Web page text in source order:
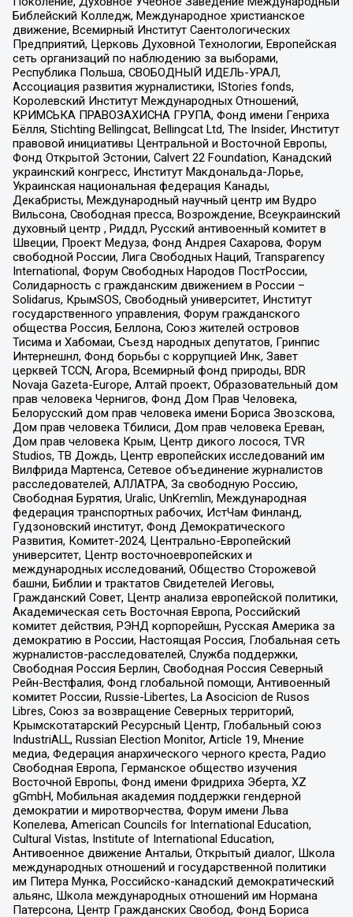
Библейский Колледж, Международное христианское
движение, Всемирный Институт Саентологических
Предприятий, Церковь Духовной Технологии, Европейская
сеть организаций по наблюдению за выборами,
Республика Польша, СВОБОДНЫЙ ИДЕЛЬ-УРАЛ,
Ассоциация развития журналистики, IStories fonds,
Королевский Институт Международных Отношений,
КРИМСЬКА ПРАВОЗАХИСНА ГРУПА, Фонд имени Генриха
Бёлля, Stichting Bellingcat, Bellingcat Ltd, The Insider, Институт
правовой инициативы Центральной и Восточной Европы,
Фонд Открытой Эстонии, Calvert 22 Foundation, Канадский
украинский конгресс, Институт Макдональда-Лорье,
Украинская национальная федерация Канады,
Декабристы, Международный научный центр им Вудро
Вильсона, Свободная пресса, Возрождение, Всеукраинский
духовный центр , Риддл, Русский антивоенный комитет в
Швеции, Проект Медуза, Фонд Андрея Сахарова, Форум
свободной России, Лига Свободных Наций, Transparеncy
International, Форум Свободных Народов ПостРоссии,
Солидарность с гражданским движением в России –
Solidarus, КрымSOS, Свободный университет, Институт
государственного управления, Форум гражданского
общества Россия, Беллона, Союз жителей островов
Тисима и Хабомаи, Съезд народных депутатов, Гринпис
Интернешнл, Фонд борьбы с коррупцией Инк, Завет
церквей TCCN, Агора, Всемирный фонд природы, BDR
Novaja Gazeta-Europe, Алтай проект, Образовательный дом
прав человека Чернигов, Фонд Дом Прав Человека,
Белорусский дом прав человека имени Бориса Звозскова,
Дом прав человека Тбилиси, Дом прав человека Ереван,
Дом прав человека Крым, Центр дикого лосося, TVR
Studios, ТВ Дождь, Центр европейских исследований им
Вилфрида Мартенса, Сетевое объединение журналистов
расследователей, АЛЛАТРА, За свободную Россию,
Свободная Бурятия, Uralic, UnKremlin, Международная
федерация транспортных рабочих, ИстЧам Финланд,
Гудзоновский институт, Фонд Демократического
Развития, Комитет-2024, Центрально-Европейский
университет, Центр восточноевропейских и
международных исследований, Общество Сторожевой
башни, Библии и трактатов Свидетелей Иеговы,
Гражданский Совет, Центр анализа европейской политики,
Академическая сеть Восточная Европа, Российский
комитет действия, РЭНД корпорейшн, Русская Америка за
демократию в России, Настоящая Россия, Глобальная сеть
журналистов-расследователей, Служба поддержки,
Свободная Россия Берлин, Свободная Россия Северный
Рейн-Вестфалия, Фонд глобальной помощи, Антивоенный
комитет России, Russie-Libertes, La Asocicion de Rusos
Libres, Союз за возвращение Северных территорий,
Крымскотатарский Ресурсный Центр, Глобальный союз
IndustriALL, Russian Election Monitor, Article 19, Мнение
медиа, Федерация анархического черного креста, Радио
Свободная Европа, Германское общество изучения
Восточной Европы, Фонд имени Фридриха Эберта, XZ
gGmbH, Мобильная академия поддержки гендерной
демократии и миротворчества, Форум имени Льва
Копелева, American Councils for International Education,
Cultural Vistas, Institute of International Education,
Антивоенное движение Антальи, Открытый диалог, Школа
международных отношений и государственной политики
им Питера Мунка, Российско-канадский демократический
альянс, Школа международных отношений им Нормана
Патерсона, Центр Гражданских Свобод, Фонд Бориса